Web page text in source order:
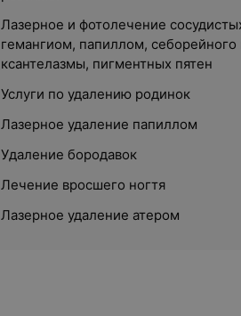
Лазерное и фотолечение
гемангиом, папиллом, себорейного
ксантелазмы, пигментных пятен
Услуги по удалению родинок
Лазерное удаление папиллом
Удаление бородавок
Лечение вросшего ногтя
Лазерное удаление атером